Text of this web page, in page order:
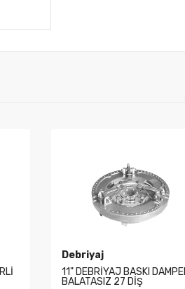
Debriyaj
11" DEBRİYAJ BASKI
BALATASIZ 27 DİŞ